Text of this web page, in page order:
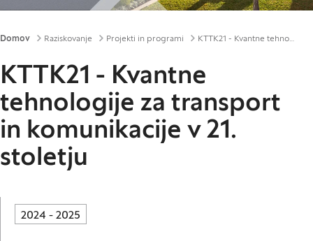
Drobtinice
Domov Raziskovanje Projekti in programi KTTK21 - Kvantne tehnologije za transport in komunikacije v 21. stoletju
KTTK21 - Kvantne
tehnologije za transport
in komunikacije v 21.
stoletju
2024 - 2025